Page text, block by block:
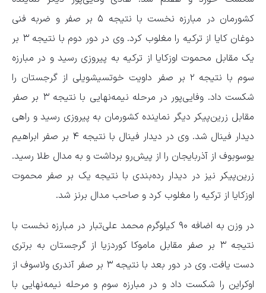
کشورمان در مبارزه نخست با نتیجه ۵ بر صفر و ضربه فنی
دوغان کایا از ترکیه را مغلوب کرد. وی در دور دوم با نتیجه ۳ بر
یک مقابل محموت اوزکایا از ترکیه به پیروزی رسید و در مبارزه
سوم با نتیجه ۲ بر صفر داویت خوتسیشویلی از گرجستان را
شکست داد. وفایی‌پور در مرحله نیمه‌نهایی با نتیجه ۳ بر صفر
مقابل زرین‌پیکر دیگر نماینده کشورمان به پیروزی رسید و راهی
دیدار فینال شد. وی در دیدار فینال با نتیجه ۴ بر صفر ابراهیم
یوسوبوف از آذربایجان را از پیش‌رو برداشت و به مدال طلا رسید.
زرین‌پیکر نیز در دیدار رده‌بندی با نتیجه یک بر صفر محموت
اوزکایا از ترکیه را مغلوب کرد و صاحب مدال برنز شد.
در وزن به اضافه ۹۰ کیلوگرم محمد علی‌تبار در مبارزه نخست با
نتیجه ۳ بر صفر مقابل ماموکا کوردزیا از گرجستان به برتری
دست یافت. وی در دور بعد با نتیجه ۳ بر صفر آندری ولاسوف از
اوکراین را شکست داد و در مبارزه سوم و مرحله نیمه‌نهایی با